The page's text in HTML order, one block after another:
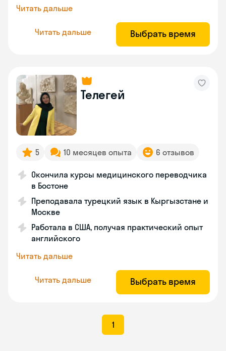
Читать дальше
Читать дальше Выбрать время
Телегей
5 10 месяцев опыта 6 отзывов
Окончила курсы медицинского переводчика
в Бостоне
Преподавала турецкий язык в Кыргызстане и
Москве
Работала в США, получая практический опыт
английского
Читать дальше
Читать дальше Выбрать время
1